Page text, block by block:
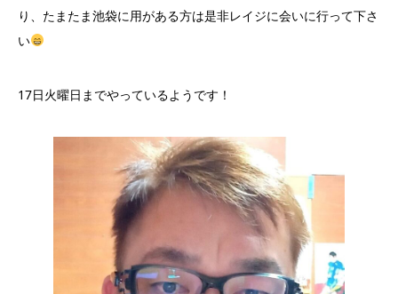
り、たまたま池袋に用がある方は是非レイジに会いに行って下さ
い
17日火曜日までやっているようです！